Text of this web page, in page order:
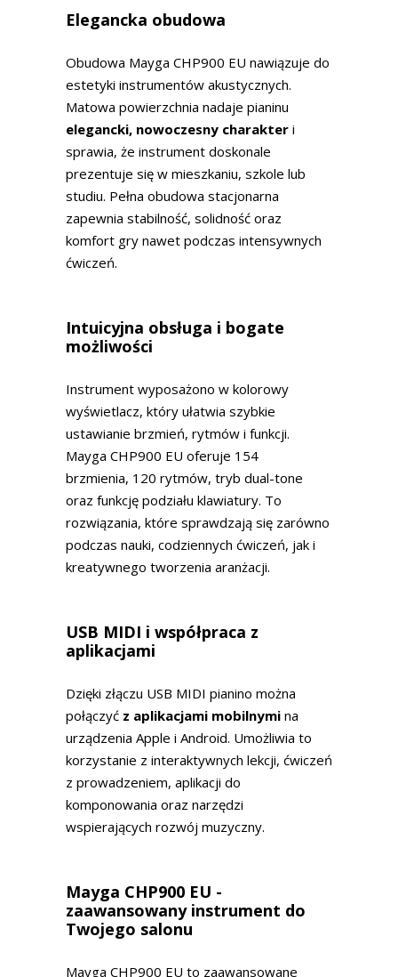
Elegancka obudowa
Obudowa Mayga CHP900 EU nawiązuje do
estetyki instrumentów akustycznych.
Matowa powierzchnia nadaje pianinu
elegancki, nowoczesny charakter i
sprawia, że instrument doskonale
prezentuje się w mieszkaniu, szkole lub
studiu. Pełna obudowa stacjonarna
zapewnia stabilność, solidność oraz
komfort gry nawet podczas intensywnych
ćwiczeń.
Intuicyjna obsługa i bogate
możliwości
Instrument wyposażono w kolorowy
wyświetlacz, który ułatwia szybkie
ustawianie brzmień, rytmów i funkcji.
Mayga CHP900 EU oferuje 154
brzmienia, 120 rytmów, tryb dual-tone
oraz funkcję podziału klawiatury. To
rozwiązania, które sprawdzają się zarówno
podczas nauki, codziennych ćwiczeń, jak i
kreatywnego tworzenia aranżacji.
USB MIDI i współpraca z
aplikacjami
Dzięki złączu USB MIDI pianino można
połączyć z aplikacjami mobilnymi na
urządzenia Apple i Android. Umożliwia to
korzystanie z interaktywnych lekcji, ćwiczeń
z prowadzeniem, aplikacji do
komponowania oraz narzędzi
wspierających rozwój muzyczny.
Mayga CHP900 EU -
zaawansowany instrument do
Twojego salonu
Mayga CHP900 EU to zaawansowane